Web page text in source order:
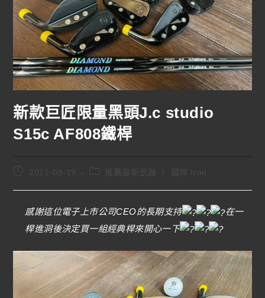
新款巨匠限量黑頭J.c studio
S15c AF808鐵桿
2021-09-19 鐵桿 Iron
感謝這位電子上市公司CEO的長期支持
在一
桿進洞後決定買一組經典桿來開心一下